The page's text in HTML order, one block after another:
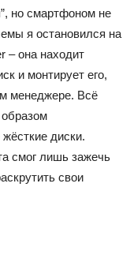
но смартфоном не
я остановился на
– она находит
и монтирует его,
менеджере. Всё
диски.
смог лишь зажечь
свои